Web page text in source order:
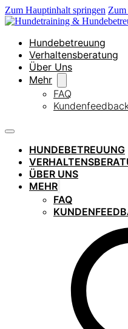
Zum Hauptinhalt springen Zum
Hundebetreuung
Verhaltensberatung
Über Uns
Mehr
FAQ
HUNDEBETREUUNG
ÜBER UNS
MEHR
FAQ